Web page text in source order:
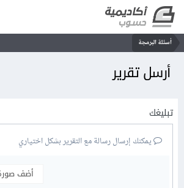
أسئلة البرمجة
أرسل تقرير
تبليغك
يمكنك إرسال رسالة مع التقرير بشكل اختياري
أضف